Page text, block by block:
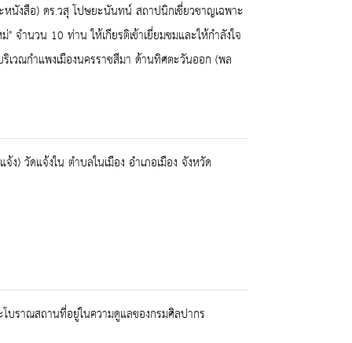
นังสือ) ดร.วสุ โปษยะนันทน์ สถาปนิกเชี่ยวชาญเฉพาะ
ำนวน 10 ท่าน ให้เกียรติเข้าเยี่ยมชมและให้กำลังใจ
วณกำแพงเมืองนครราชสีมา ด้านทิศตะวันออก (พล
) วัดแจ้งใน ตำบลในเมือง อำเภอเมือง จังหวัด
ราณสถานที่อยู่ในความดูแลของกรมศิลปากร